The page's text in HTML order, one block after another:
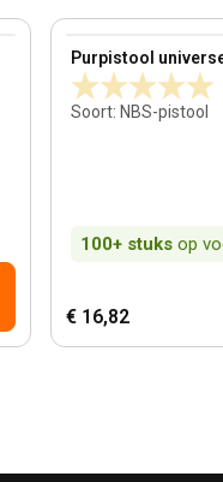
Purpistool
Soort: NBS-pistool
100+ stuks op
View product
€ 16,82